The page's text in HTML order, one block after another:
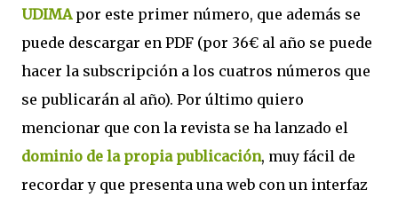
UDIMApor este primer número, que además se
puede descargar en PDF (por 36€ al año se puede
hacer la subscripción a los cuatros números que
se publicarán al año). Por último quiero
mencionar que con la revista se ha lanzado el
dominio de la propia publicación, muy fácil de
recordar y que presenta una web con un interfaz